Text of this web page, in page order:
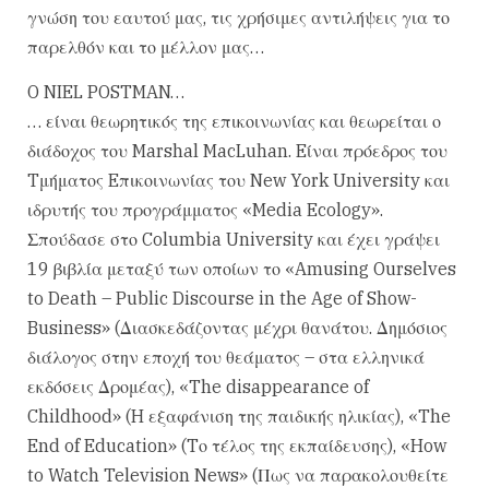
γνώση του εαυτού μας, τις χρήσιμες αντιλήψεις για το
παρελθόν και το μέλλον μας…
O NIEL POSTMAN…
… είναι θεωρητικός της επικοινωνίας και θεωρείται ο
διάδοχος του Marshal MacLuhan. Eίναι πρόεδρος του
Tμήματος Eπικοινωνίας του New York University και
ιδρυτής του προγράμματος «Media Ecology».
Σπούδασε στο Columbia University και έχει γράψει
19 βιβλία μεταξύ των οποίων το «Amusing Ourselves
to Death – Public Discourse in the Age of Show-
Business» (Διασκεδάζοντας μέχρι θανάτου. Δημόσιος
διάλογος στην εποχή του θεάματος – στα ελληνικά
εκδόσεις Δρομέας), «The disappearance of
Childhood» (H εξαφάνιση της παιδικής ηλικίας), «The
End of Education» (Tο τέλος της εκπαίδευσης), «How
to Watch Television News» (Πως να παρακολουθείτε